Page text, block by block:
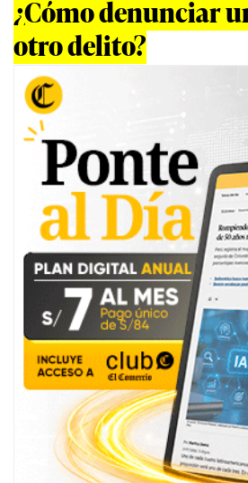
¿Cómo denunciar
otro delito?